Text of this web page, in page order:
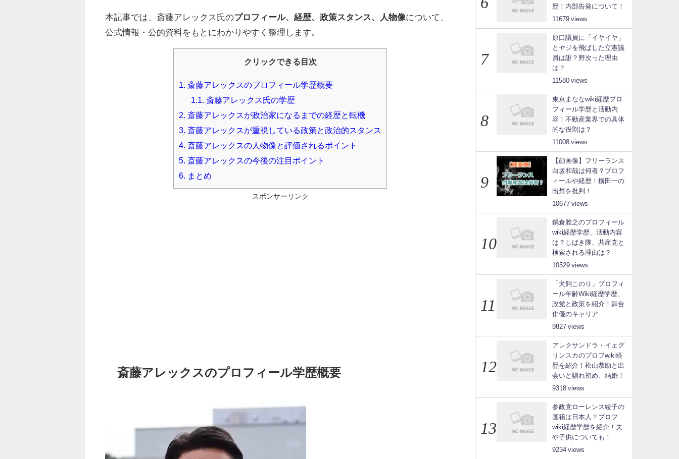
本記事では、斎藤アレックス氏のプロフィール、経歴、政策スタンス、人物像について、
公式情報・公的資料をもとにわかりやすく整理します。
クリックできる目次
1.
斎藤アレックスのプロフィール学歴概要
1.1.
斎藤アレックス氏の学歴
2.
斎藤アレックスが政治家になるまでの経歴と転機
3. 斎藤アレックスが重視している政策と政治的スタンス
4. 斎藤アレックスの人物像と評価されるポイント
5. 斎藤アレックスの今後の注目ポイント
6.
まとめ
スポンサーリンク
斎藤アレックスのプロフィール学歴概要
歴！内部告発について！
11679
原口議員に「イヤイヤ」
とヤジを飛ばした立憲議
員は誰？野次った理由
は？
11580
東京まななwiki経歴プロ
フィール学歴と活動内
容！不動産業界での具体
的な役割は？
11008
【顔画像】フリーランス
白坂和哉は何者？プロフ
ィールや経歴！横田一の
出禁を批判！
10677
鍋倉雅之のプロフィール
wiki経歴学歴、活動内容
は？しばき隊、共産党と
検索される理由は？
10529
「犬飼このり」プロフィ
ール年齢Wiki経歴学歴、
政党と政策を紹介！舞台
俳優のキャリア
9827
アレクサンドラ・イェグ
リンスカのプロフwiki経
歴を紹介！松山恭助と出
会いと馴れ初め、結婚！
9318
参政党ローレンス綾子の
国籍は日本人？プロフ
wiki経歴学歴を紹介！夫
や子供についても！
9234